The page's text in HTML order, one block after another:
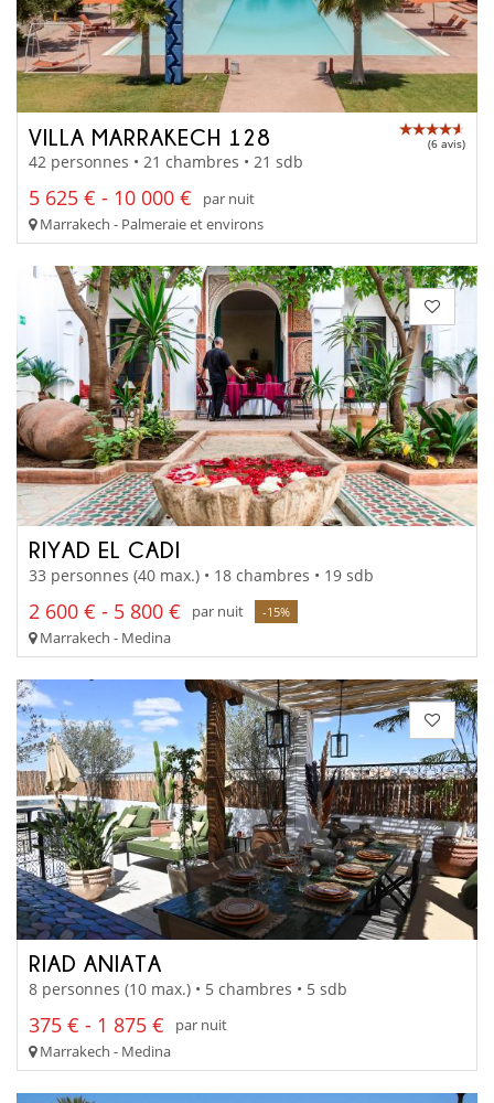
VILLA MARRAKECH 128 (6 avis)
42 personnes • 21 chambres • 21 sdb
5 625 € - 10 000 €
par nuit
Marrakech - Palmeraie et environs
RIYAD EL CADI
33 personnes (40 max.) • 18 chambres • 19 sdb
2 600 € - 5 800 € par nuit -15%
Marrakech - Medina
RIAD ANIATA
8 personnes (10 max.) • 5 chambres • 5 sdb
375 € - 1 875 €
par nuit
Marrakech - Medina